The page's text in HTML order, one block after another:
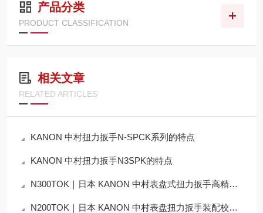
产品分类
PRODUCT CLASSIFICATION
相关文章
RELATED ARTICLES
KANON 中村扭力扳手N-SPCK系列的特点
KANON 中村扭力扳手N3SPK的特点
N300TOK｜日本 KANON 中村表盘式扭力扳手高精度扭矩测试应用说明
N200TOK｜日本 KANON 中村表盘扭力扳手装配校验工艺详解